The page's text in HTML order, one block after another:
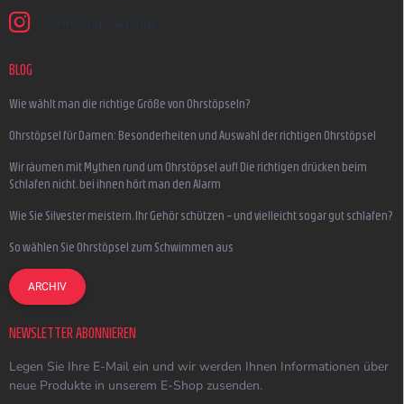
earmazing_earplugs
BLOG
Wie wählt man die richtige Größe von Ohrstöpseln?
Ohrstöpsel für Damen: Besonderheiten und Auswahl der richtigen Ohrstöpsel
Wir räumen mit Mythen rund um Ohrstöpsel auf! Die richtigen drücken beim
Schlafen nicht, bei ihnen hört man den Alarm
Wie Sie Silvester meistern, Ihr Gehör schützen – und vielleicht sogar gut schlafen?
So wählen Sie Ohrstöpsel zum Schwimmen aus
ARCHIV
NEWSLETTER ABONNIEREN
Legen Sie Ihre E-Mail ein und wir werden Ihnen Informationen über
neue Produkte in unserem E-Shop zusenden.